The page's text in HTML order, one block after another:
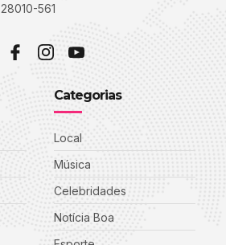
561
Categorias
Local
Música
Celebridades
Notícia Boa